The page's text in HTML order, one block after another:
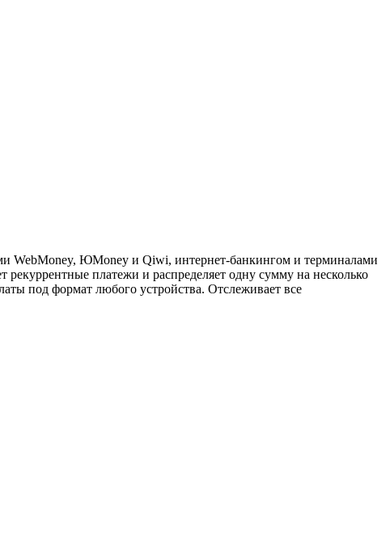
WebMoney, ЮMoney и Qiwi, интернет-банкингом и терминалами
платежи и распределяет одну сумму на несколько
под формат любого устройства. Отслеживает все